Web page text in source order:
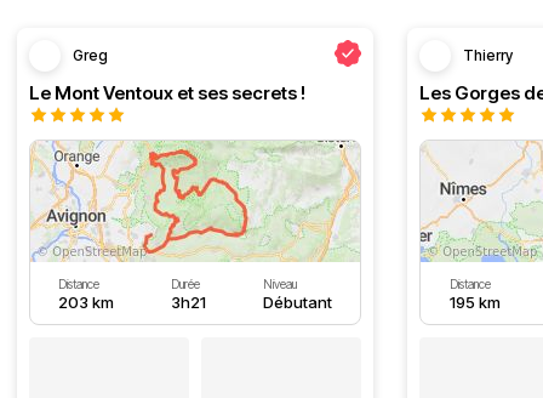
Greg
Le Mont Ventoux et ses secrets !
Distance
203 km
Durée
3h21
Niveau
Débutant
Thierry
Les Gorges
Distance
195 km